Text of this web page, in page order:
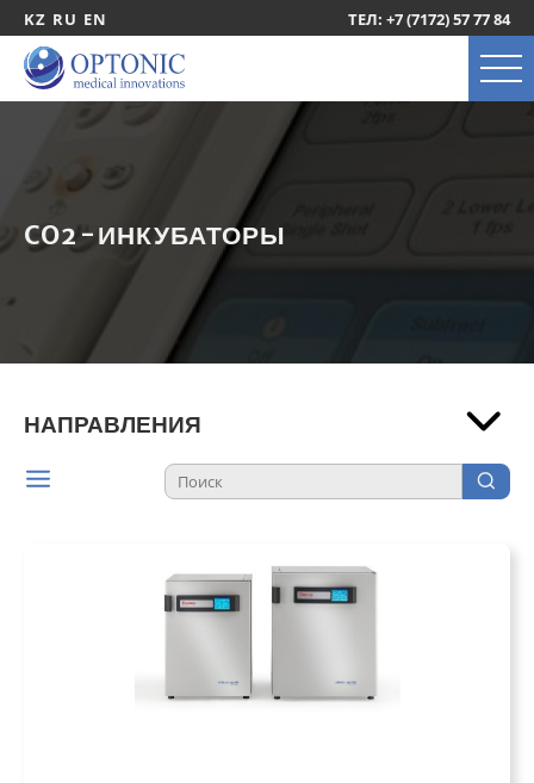
KZ RU EN ТЕЛ: +7 (7172) 57 77 84
CO2-ИНКУБАТОРЫ
НАПРАВЛЕНИЯ